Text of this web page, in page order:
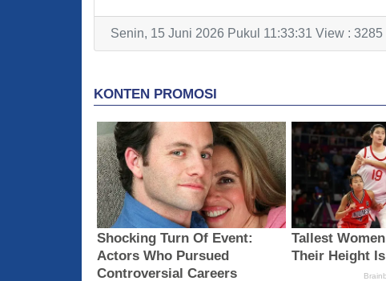
Senin, 15 Juni 2026 Pukul 11:33:31 View : 3285